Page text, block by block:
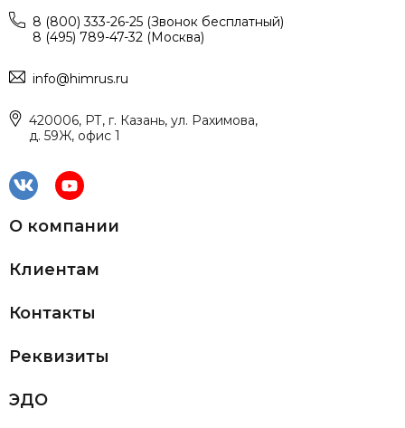
8 (800) 333-26-25 (Звонок бесплатный)
8 (495) 789-47-32 (Москва)
info@himrus.ru
420006, РТ, г. Казань, ул. Рахимова,
д. 59Ж, офис 1
О компании
Клиентам
Контакты
Реквизиты
ЭДО